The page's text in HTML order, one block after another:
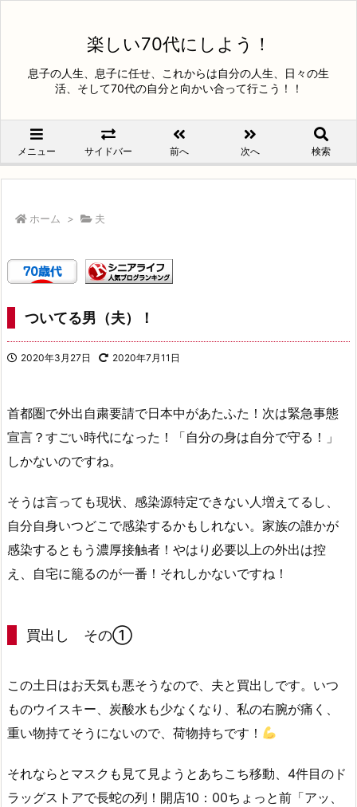
楽しい70代にしよう！
息子の人生、息子に任せ、これからは自分の人生、日々の生
活、そして70代の自分と向かい合って行こう！！
メニュー サイドバー 前へ 次へ 検索
ホーム > 夫
ついてる男（夫）！
2020年3月27日 2020年7月11日
首都圏で外出自粛要請で日本中があたふた！次は緊急事態
宣言？すごい時代になった！「自分の身は自分で守る！」
しかないのですね。
そうは言っても現状、感染源特定できない人増えてるし、
自分自身いつどこで感染するかもしれない。家族の誰かが
感染するともう濃厚接触者！やはり必要以上の外出は控
え、自宅に籠るのが一番！それしかないですね！
買出し その①
この土日はお天気も悪そうなので、夫と買出しです。いつ
ものウイスキー、炭酸水も少なくなり、私の右腕が痛く、
重い物持てそうにないので、荷物持ちです！
それならとマスクも見て見ようとあちこち移動、4件目のド
ラッグストアで長蛇の列！開店10：00ちょっと前「アッ、